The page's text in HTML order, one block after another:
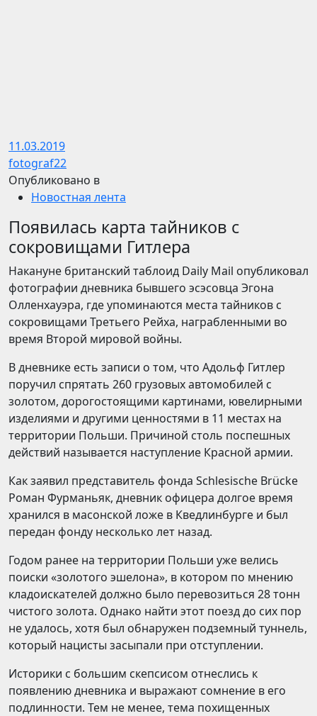
11.03.2019
fotograf22
Опубликовано в
Новостная лента
Появилась карта тайников с
сокровищами Гитлера
Накануне британский таблоид Daily Mail опубликовал
фотографии дневника бывшего эсэсовца Эгона
Олленхауэра, где упоминаются места тайников с
сокровищами Третьего Рейха, награбленными во
время Второй мировой войны.
В дневнике есть записи о том, что Адольф Гитлер
поручил спрятать 260 грузовых автомобилей с
золотом, дорогостоящими картинами, ювелирными
изделиями и другими ценностями в 11 местах на
территории Польши. Причиной столь поспешных
действий называется наступление Красной армии.
Как заявил представитель фонда Schlesische Brücke
Роман Фурманьяк, дневник офицера долгое время
хранился в масонской ложе в Кведлинбурге и был
передан фонду несколько лет назад.
Годом ранее на территории Польши уже велись
поиски «золотого эшелона», в котором по мнению
кладоискателей должно было перевозиться 28 тонн
чистого золота. Однако найти этот поезд до сих пор
не удалось, хотя был обнаружен подземный туннель,
который нацисты засыпали при отступлении.
Историки с большим скепсисом отнеслись к
появлению дневника и выражают сомнение в его
подлинности. Тем не менее, тема похищенных